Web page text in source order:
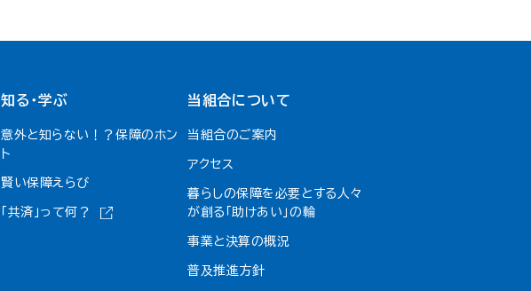
知る・学ぶ
意外と知らない！？保障のホン
ト
賢い保障えらび
「共済」って何？
当組合について
当組合のご案内
アクセス
暮らしの保障を必要とする人々
が創る「助けあい」の輪
事業と決算の概況
普及推進方針